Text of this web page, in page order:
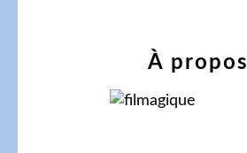
À propos